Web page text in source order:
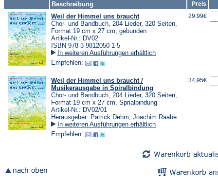
Beschreibung
Preis
Weil der Himmel uns braucht
Chor- und Bandbuch, 204 Lieder, 320 Seiten,
Format 19 cm x 27 cm, gebunden
Artikel-Nr.: DV02
ISBN 978-3-9812050-1-5
In weiteren Ausführungen erhältlich
Empfehlen:
29,99€
Weil der Himmel uns braucht /
Musikerausgabe in Spiralbindung
Chor- und Bandbuch, 204 Lieder, 320 Seiten,
Format 19 cm x 27 cm, Sprialbindung
Artikel-Nr.: DV02/01
Herausgeber: Patrick Dehm, Joachim Raabe
In weiteren Ausführungen erhältlich
Empfehlen:
34,95€